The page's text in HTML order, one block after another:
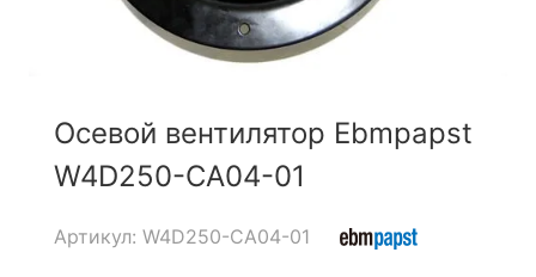
Осевой вентилятор Ebmpapst
W4D250-CA04-01
Артикул: W4D250-CA04-01